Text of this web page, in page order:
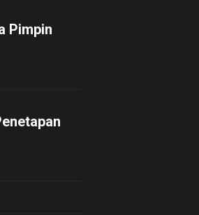
Pimpin